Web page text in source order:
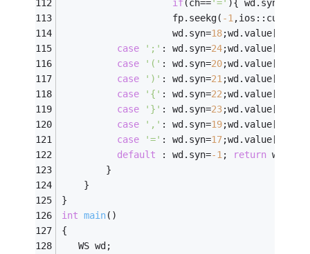
if(ch=='=' ){ wd.syn=
                    fp.seekg(
-1 ,ios::cur);
				    wd.syn=
18;wd.value[
case
';' : wd.syn=24;wd.value[
case
'(' : wd.syn=20;wd.value[
case
')' : wd.syn=21 ;wd.value[
case
'{' : wd.syn=22 ;wd.value[
case
'}' : wd.syn=23;wd.value[
case
',' : wd.syn=19;wd.value[
case
'=' : wd.syn=17;wd.value[
default : wd.syn=-1 ; return wd;
		}
	}
}
int main()
{
   WS wd;